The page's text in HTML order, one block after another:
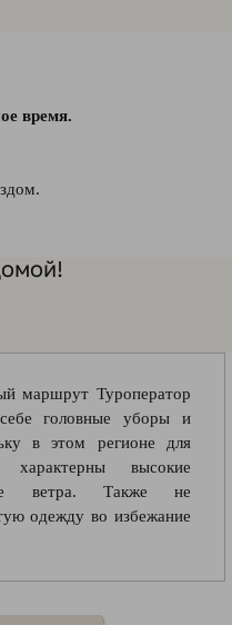
время.
маршрут Туроператор
головные уборы и
в этом регионе для
высокие
ветра. Также не
одежду во избежание